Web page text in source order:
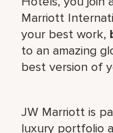
Marriott
your best work,
to an amazing
best version of
JW Marriott is
luxury portfolio